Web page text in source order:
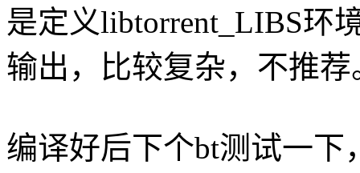
是定义libtorrent_LIBS环
输出，比较复杂，不推荐
编译好后下个bt测试一下